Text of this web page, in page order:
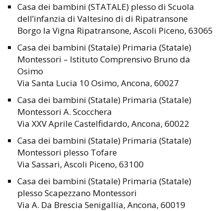
Casa dei bambini (STATALE) plesso di Scuola
dell’infanzia di Valtesino di di Ripatransone
Borgo la Vigna Ripatransone, Ascoli Piceno, 63065
Casa dei bambini (Statale) Primaria (Statale)
Montessori – Istituto Comprensivo Bruno da
Osimo
Via Santa Lucia 10 Osimo, Ancona, 60027
Casa dei bambini (Statale) Primaria (Statale)
Montessori A. Scocchera
Via XXV Aprile Castelfidardo, Ancona, 60022
Casa dei bambini (Statale) Primaria (Statale)
Montessori plesso Tofare
Via Sassari, Ascoli Piceno, 63100
Casa dei bambini (Statale) Primaria (Statale)
plesso Scapezzano Montessori
Via A. Da Brescia Senigallia, Ancona, 60019